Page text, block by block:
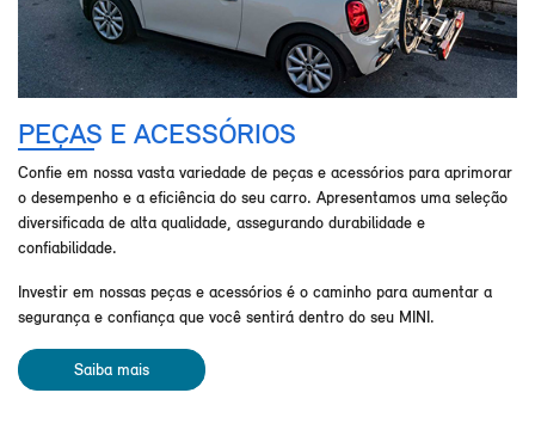
PEÇAS E ACESSÓRIOS
Confie em nossa vasta variedade de peças e acessórios para aprimorar
o desempenho e a eficiência do seu carro. Apresentamos uma seleção
diversificada de alta qualidade, assegurando durabilidade e
confiabilidade.
Investir em nossas peças e acessórios é o caminho para aumentar a
segurança e confiança que você sentirá dentro do seu MINI.
Saiba mais